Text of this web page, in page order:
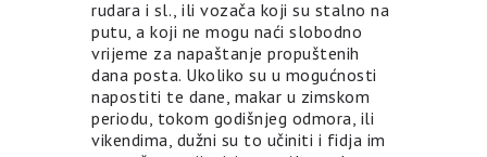
rudara i sl., ili vozača koji su stalno na
putu, a koji ne mogu naći slobodno
vrijeme za napaštanje propuštenih
dana posta. Ukoliko su u mogućnosti
napostiti te dane, makar u zimskom
periodu, tokom godišnjeg odmora, ili
vikendima, dužni su to učiniti i fidja im